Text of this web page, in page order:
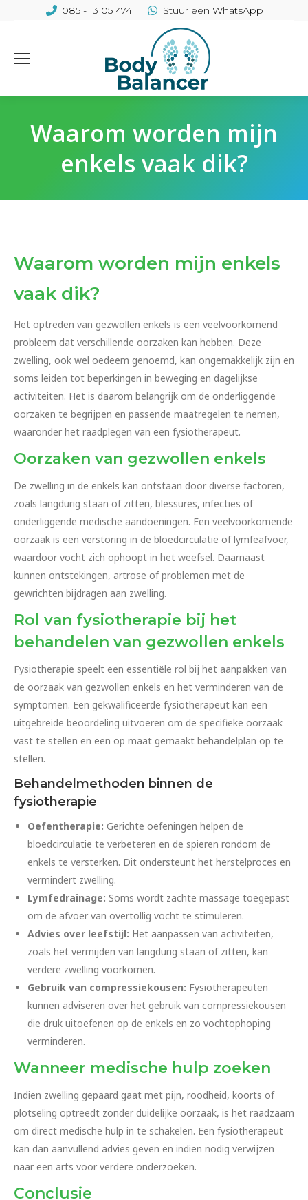
085 - 13 05 474 Stuur een WhatsApp
Waarom worden mijn
enkels vaak dik?
Waarom worden mijn enkels
vaak dik?
Het optreden van gezwollen enkels is een veelvoorkomend
probleem dat verschillende oorzaken kan hebben. Deze
zwelling, ook wel oedeem genoemd, kan ongemakkelijk zijn en
soms leiden tot beperkingen in beweging en dagelijkse
activiteiten. Het is daarom belangrijk om de onderliggende
oorzaken te begrijpen en passende maatregelen te nemen,
waaronder het raadplegen van een fysiotherapeut.
Oorzaken van gezwollen enkels
De zwelling in de enkels kan ontstaan door diverse factoren,
zoals langdurig staan of zitten, blessures, infecties of
onderliggende medische aandoeningen. Een veelvoorkomende
oorzaak is een verstoring in de bloedcirculatie of lymfeafvoer,
waardoor vocht zich ophoopt in het weefsel. Daarnaast
kunnen ontstekingen, artrose of problemen met de
gewrichten bijdragen aan zwelling.
Rol van fysiotherapie bij het
behandelen van gezwollen enkels
Fysiotherapie speelt een essentiële rol bij het aanpakken van
de oorzaak van gezwollen enkels en het verminderen van de
symptomen. Een gekwalificeerde fysiotherapeut kan een
uitgebreide beoordeling uitvoeren om de specifieke oorzaak
vast te stellen en een op maat gemaakt behandelplan op te
stellen.
Behandelmethoden binnen de
fysiotherapie
Oefentherapie: Gerichte oefeningen helpen de
bloedcirculatie te verbeteren en de spieren rondom de
enkels te versterken. Dit ondersteunt het herstelproces en
vermindert zwelling.
Lymfedrainage: Soms wordt zachte massage toegepast
om de afvoer van overtollig vocht te stimuleren.
Advies over leefstijl: Het aanpassen van activiteiten,
zoals het vermijden van langdurig staan of zitten, kan
verdere zwelling voorkomen.
Gebruik van compressiekousen: Fysiotherapeuten
kunnen adviseren over het gebruik van compressiekousen
die druk uitoefenen op de enkels en zo vochtophoping
verminderen.
Wanneer medische hulp zoeken
Indien zwelling gepaard gaat met pijn, roodheid, koorts of
plotseling optreedt zonder duidelijke oorzaak, is het raadzaam
om direct medische hulp in te schakelen. Een fysiotherapeut
kan dan aanvullend advies geven en indien nodig verwijzen
naar een arts voor verdere onderzoeken.
Conclusie